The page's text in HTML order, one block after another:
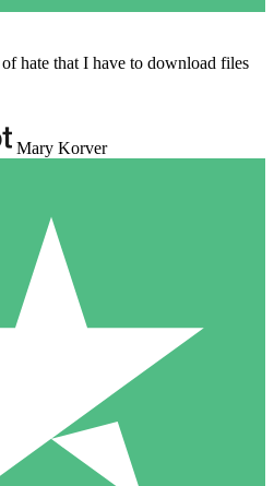
hate that I have to download files
Mary Korver